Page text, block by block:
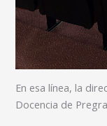
En esa línea, la
Docencia de